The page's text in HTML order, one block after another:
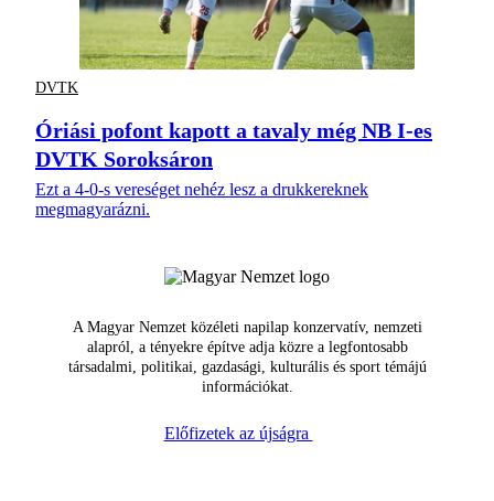
DVTK
Óriási pofont kapott a tavaly még NB I-es
DVTK Soroksáron
Ezt a 4-0-s vereséget nehéz lesz a drukkereknek
megmagyarázni.
A Magyar Nemzet közéleti napilap konzervatív, nemzeti
alapról, a tényekre építve adja közre a legfontosabb
társadalmi, politikai, gazdasági, kulturális és sport témájú
információkat.
Előfizetek az újságra